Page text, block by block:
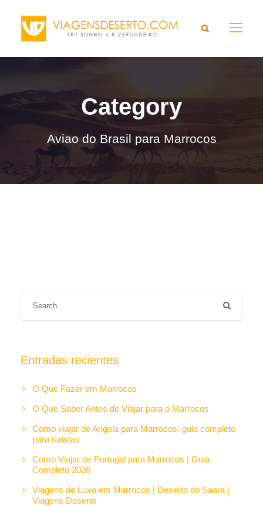
Category
Aviao do Brasil para Marrocos
Entradas recientes
O Que Fazer em Marrocos
O Que Saber Antes de Viajar para o Marrocos
Como viajar de Angola para Marrocos: guia completo
para turistas
Como Viajar de Portugal para Marrocos | Guia
Completo 2026
Viagens de Luxo em Marrocos | Deserto do Saara |
Viagens Deserto